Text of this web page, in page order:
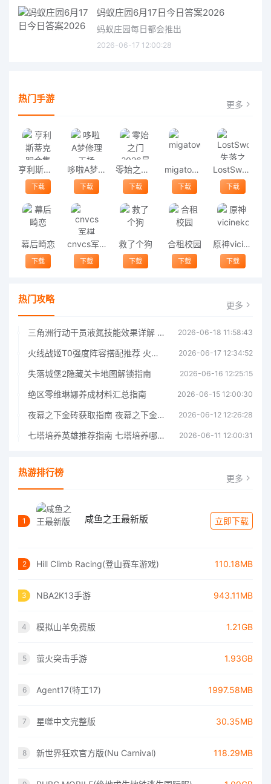
蚂蚁庄园6月17日今日答案2026
蚂蚁庄园每日都会推出
2026-06-17 12:00:28
热门手游 更多
亨利斯蒂克明合集
下载
哆啦A梦修理工场
下载
零始之门2026最新版
下载
migatowemyworld1.68
下载
LostSword失落之剑
下载
幕后畸恋
下载
cnvcs军棋
下载
救了个狗
下载
合租校园
下载
原神vicineko
下载
热门攻略 更多
三角洲行动干员液氮技能效果详解 三角洲行动干员液氮技能介绍 2026-06-18 11:58:43
火线战姬T0强度阵容搭配推荐 火线战姬T0强度阵容哪个好 2026-06-17 12:34:52
失落城堡2隐藏关卡地图解锁指南 2026-06-16 12:25:15
绝区零维琳娜养成材料汇总指南 2026-06-15 12:00:30
夜幕之下金砖获取指南 夜幕之下金砖获取方法 2026-06-12 12:26:28
七塔培养英雄推荐指南 七塔培养哪个英雄好 2026-06-11 12:00:31
热游排行榜 更多
1 咸鱼之王最新版 立即下载
2 Hill Climb Racing(登山赛车游戏) 110.18MB
3 NBA2K13手游 943.11MB
4 模拟山羊免费版 1.21GB
5 萤火突击手游 1.93GB
6 Agent17(特工17) 1997.58MB
7 星噬中文完整版 30.35MB
8 新世界狂欢官方版(Nu Carnival) 118.29MB